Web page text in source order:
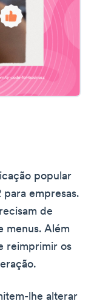
popular
empresas.
de
menus. Além
reimprimir os
lhe alterar